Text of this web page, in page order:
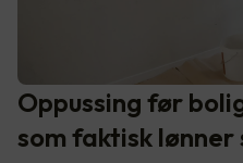
Oppussing før
som faktisk lønner